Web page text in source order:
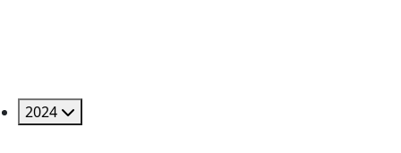
2024